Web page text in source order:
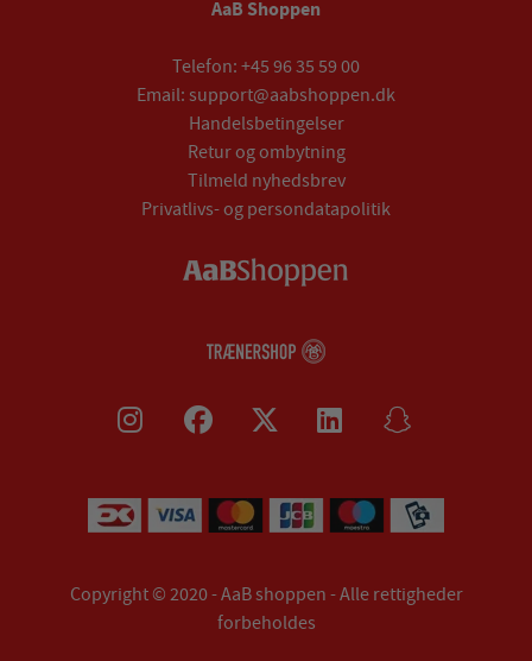
AaB Shoppen
Telefon: +45 96 35 59 00
Email: support@aabshoppen.dk
Handelsbetingelser
Retur og ombytning
Tilmeld nyhedsbrev
Privatlivs- og persondatapolitik
Copyright © 2020 - AaB shoppen - Alle rettigheder
forbeholdes